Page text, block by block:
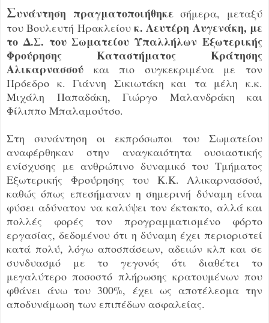
Συνάντηση πραγματοποιήθηκεσήμερα, μεταξύ
του Βουλευτή Ηρακλείου κ. Λευτέρη Αυγενάκη, με
το Δ.Σ. του Σωματείου Υπαλλήλων Εξωτερικής
Φρούρησης Καταστήματος Κράτησης
Αλικαρνασσού και πιο συγκεκριμένα με τον
Πρόεδρο κ. Γιάννη Σικιωτάκη και τα μέλη κ.κ.
Μιχάλη Παπαδάκη, Γιώργο Μαλανδράκη και
Φίλιππο Μπαλαμούτσο.
Στη συνάντηση οι εκπρόσωποι του Σωματείου
αναφέρθηκαν στην αναγκαιότητα ουσιαστικής
ενίσχυσης με ανθρώπινο δυναμικό του Τμήματος
Εξωτερικής Φρούρησης του Κ.Κ. Αλικαρνασσού,
καθώς όπως επεσήμαναν η σημερινή δύναμη είναι
φύσει αδύνατον να καλύψει τον έκτακτο, αλλά και
πολλές φορές τον προγραμματισμένο φόρτο
εργασίας, δεδομένου ότι η δύναμη έχει περιοριστεί
κατά πολύ, λόγω αποσπάσεων, αδειών κλπ και σε
συνδυασμό με το γεγονός ότι διαθέτει το
μεγαλύτερο ποσοστό πλήρωσης κρατουμένων που
φθάνει άνω του 300%, έχει ως αποτέλεσμα την
αποδυνάμωση των επιπέδων ασφαλείας.